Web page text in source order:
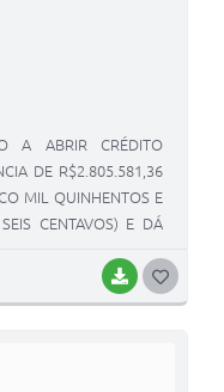
BAIXAR
A ABRIR CRÉDITO
DE R$2.805.581,36
MIL QUINHENTOS E
CENTAVOS) E DÁ